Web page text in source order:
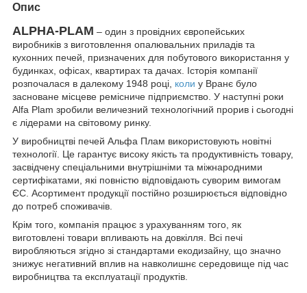
Опис
ALPHA-PLAM – один з провідних європейських
виробників з виготовлення опалювальних приладів та
кухонних печей, призначених для побутового використання у
будинках, офісах, квартирах та дачах. Історія компанії
розпочалася в далекому 1948 році, коли у Вранє було
засноване місцеве ремісниче підприємство. У наступні роки
Alfa Plam зробили величезний технологічний прорив і сьогодні
є лідерами на світовому ринку.
У виробництві печей Альфа Плам використовують новітні
технології. Це гарантує високу якість та продуктивність товару,
засвідчену спеціальними внутрішніми та міжнародними
сертифікатами, які повністю відповідають суворим вимогам
ЄС. Асортимент продукції постійно розширюється відповідно
до потреб споживачів.
Крім того, компанія працює з урахуванням того, як
виготовлені товари впливають на довкілля. Всі печі
виробляються згідно зі стандартами екодизайну, що значно
знижує негативний вплив на навколишнє середовище під час
виробництва та експлуатації продуктів.